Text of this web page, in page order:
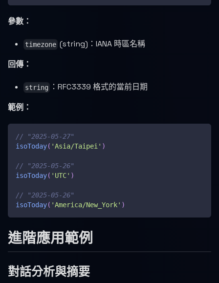
參數：
timezone (string)：IANA 時區名稱
回傳：
string
：RFC3339 格式的當前日期
範例：
// "2025-05-27"
isoToday( 'Asia/Taipei' )
// "2025-05-26"
isoToday( 'UTC' )
// "2025-05-26"
isoToday( 'America/New_York' )
進階應用範例
對話分析與摘要